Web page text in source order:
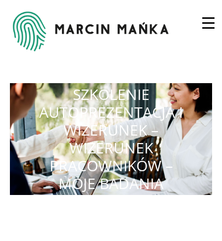
SZKOLENIE
AUTOPREZENTACJA I
WIZERUNEK –
WIZERUNEK
PRACOWNIKÓW –
MOJE BADANIA